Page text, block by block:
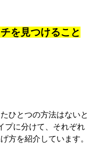
を見つけること
ひとつの方法はないと
プに分けて、それぞれ
方を紹介しています。